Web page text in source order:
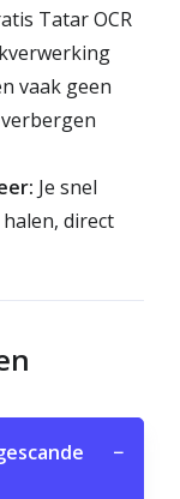
Tatar OCR
vaak geen
Je snel
halen, direct
−